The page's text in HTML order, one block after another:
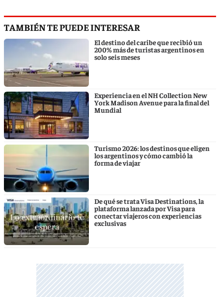
TAMBIÉN TE PUEDE INTERESAR
El destino del caribe que recibió un
200% más de turistas argentinos en
solo seis meses
Experiencia en el NH Collection New
York Madison Avenue para la final del
Mundial
Turismo 2026: los destinos que eligen
los argentinos y cómo cambió la
forma de viajar
De qué se trata Visa Destinations, la
plataforma lanzada por Visa para
conectar viajeros con experiencias
exclusivas